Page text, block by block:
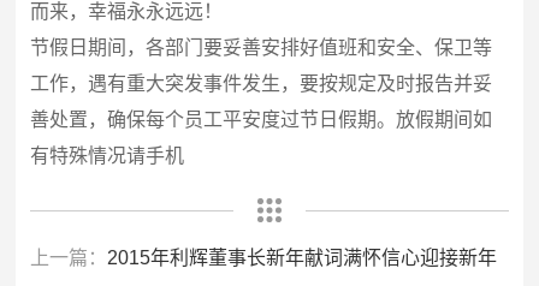
而来，幸福永永远远！
节假日期间，各部门要妥善安排好值班和安全、保卫等
工作，遇有重大突发事件发生，要按规定及时报告并妥
善处置，确保每个员工平安度过节日假期。放假期间如
有特殊情况请手机
上一篇： 2015年利辉董事长新年献词满怀信心迎接新年